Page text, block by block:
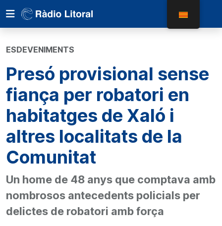
ESDEVENIMENTS
Presó provisional sense
fiança per robatori en
habitatges de Xaló i
altres localitats de la
Comunitat
Un home de 48 anys que comptava amb
nombrosos antecedents policials per
delictes de robatori amb força